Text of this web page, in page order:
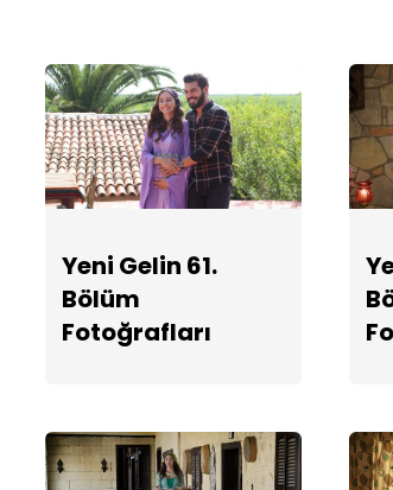
Yeni Gelin 61.
Bölüm
Fotoğrafları